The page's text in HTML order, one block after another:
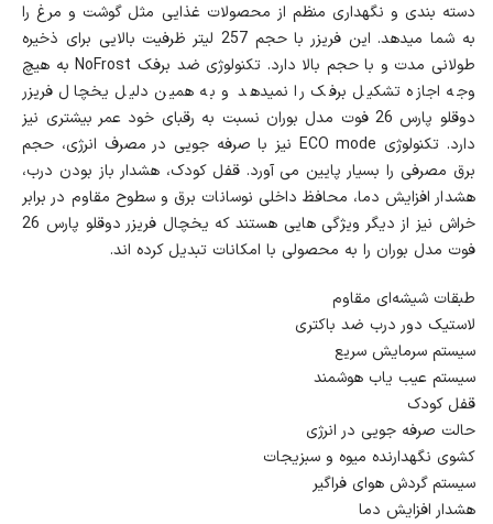
دسته بندی و نگهداری منظم از محصولات غذایی مثل گوشت و مرغ را
به شما میدهد. این فریزر با حجم 257 لیتر ظرفیت بالایی برای ذخیره
طولانی مدت و با حجم بالا دارد. تکنولوژی ضد برفک NoFrost به هیچ
وجه اجازه تشکیل برفک را نمیدهد و به همین دلیل یخچال فریزر
دوقلو پارس 26 فوت مدل بوران نسبت به رقبای خود عمر بیشتری نیز
دارد. تکنولوژی ECO mode نیز با صرفه جویی در مصرف انرژی، حجم
برق مصرفی را بسیار پایین می آورد. قفل کودک، هشدار باز بودن درب،
هشدار افزایش دما، محافظ داخلی نوسانات برق و سطوح مقاوم در برابر
خراش نیز از دیگر ویژگی هایی هستند که یخچال فریزر دوقلو پارس 26
فوت مدل بوران را به محصولی با امکانات تبدیل کرده اند.
طبقات شیشه‌ای مقاوم
لاستیک دور درب ضد باکتری
سیستم سرمایش سریع
سیستم عیب یاب هوشمند
قفل کودک
حالت صرفه جویی در انرژی
کشوی نگهدارنده میوه و سبزیجات
سیستم گردش هوای فراگیر
هشدار افزایش دما